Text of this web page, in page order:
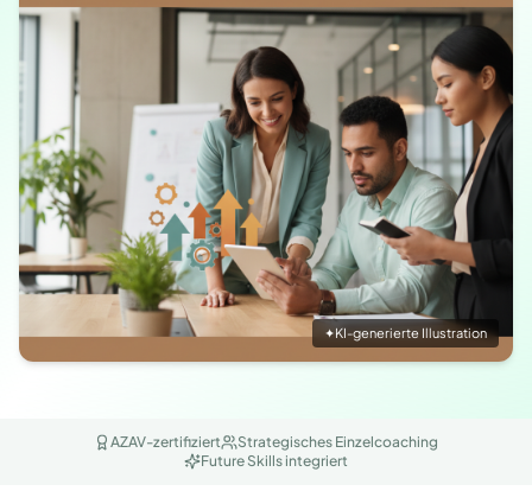
✦KI-generierte Illustration
AZAV-zertifiziert
Strategisches Einzelcoaching
Future Skills integriert